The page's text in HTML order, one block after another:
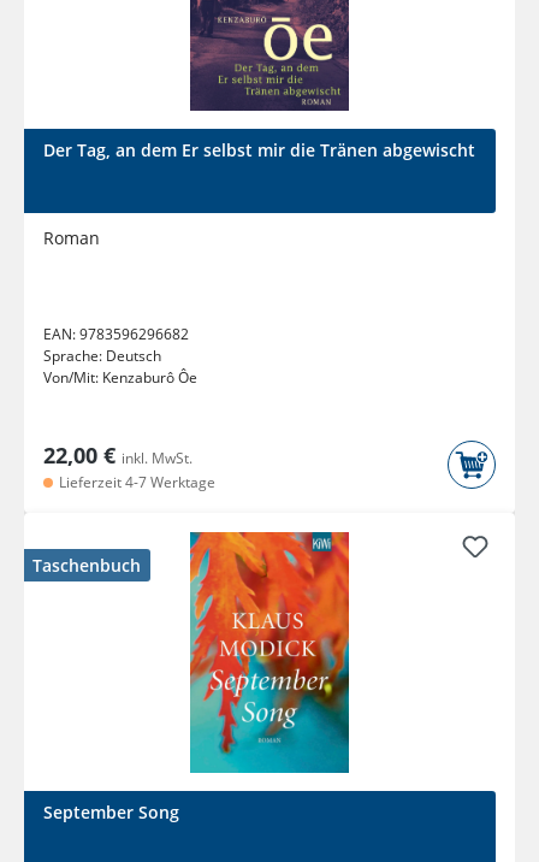
Der Tag, an dem Er selbst mir die Tränen abgewischt
Roman
EAN:9783596296682
Sprache: Deutsch
Von/Mit: Kenzaburô Ôe
22,00 € inkl. MwSt.
Lieferzeit 4-7 Werktage
Taschenbuch
September Song